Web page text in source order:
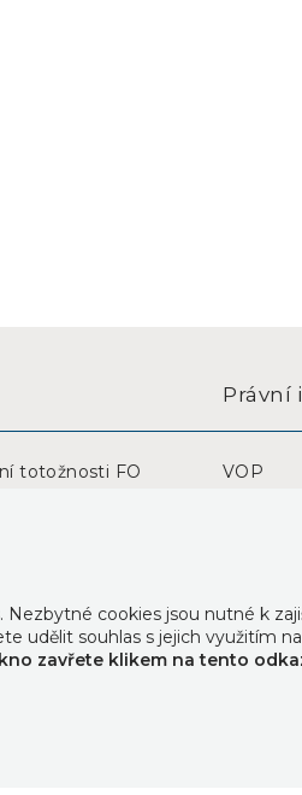
Právní
totožnosti FO
VOP
Vzor
Zásady
Nezbytné cookies jsou nutné k
udělit souhlas s jejich využitím na
zavřete klikem na tento